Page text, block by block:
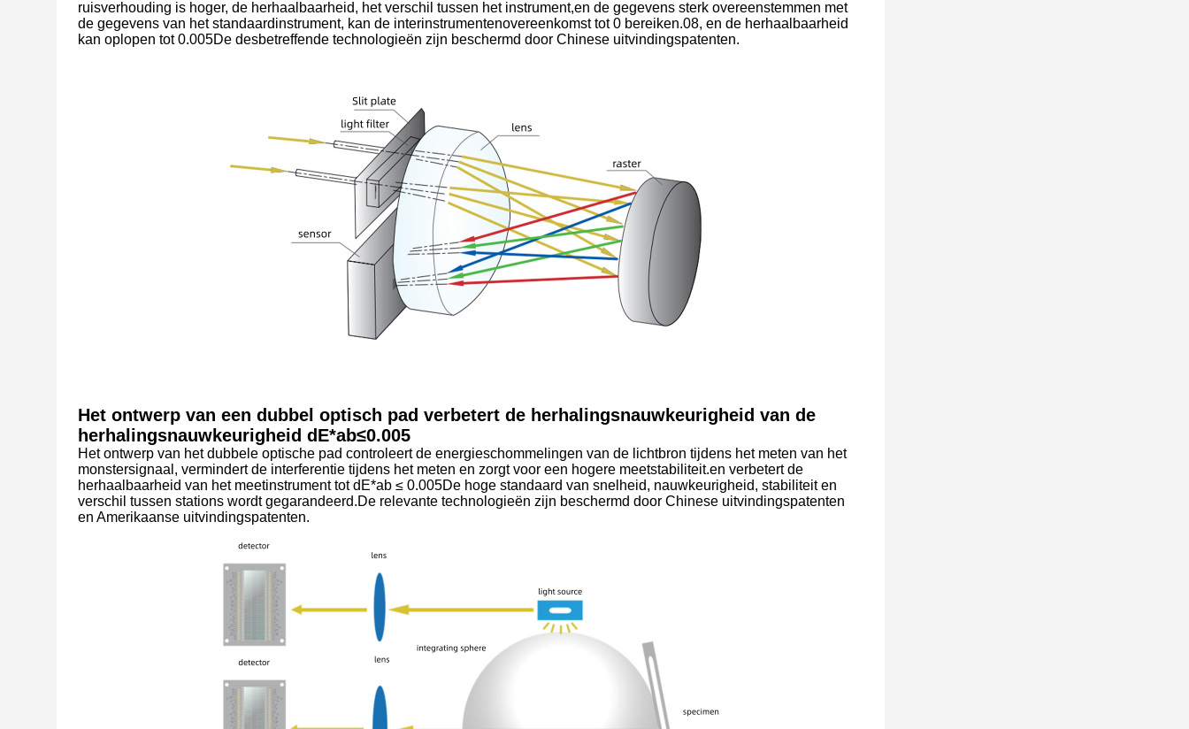
ruisverhouding is hoger, de herhaalbaarheid, het verschil tussen het instrument,en de gegevens sterk overeenstemmen met
de gegevens van het standaardinstrument, kan de interinstrumentenovereenkomst tot 0 bereiken.08, en de herhaalbaarheid
kan oplopen tot 0.005De desbetreffende technologieën zijn beschermd door Chinese uitvindingspatenten.
Het ontwerp van een dubbel optisch pad verbetert de herhalingsnauwkeurigheid van de
herhalingsnauwkeurigheid dE*ab≤0.005
Het ontwerp van het dubbele optische pad controleert de energieschommelingen van de lichtbron tijdens het meten van het
monstersignaal, vermindert de interferentie tijdens het meten en zorgt voor een hogere meetstabiliteit.en verbetert de
herhaalbaarheid van het meetinstrument tot dE*ab ≤ 0.005De hoge standaard van snelheid, nauwkeurigheid, stabiliteit en
verschil tussen stations wordt gegarandeerd.De relevante technologieën zijn beschermd door Chinese uitvindingspatenten
en Amerikaanse uitvindingspatenten.